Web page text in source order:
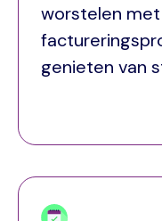
worstelen met
genieten van